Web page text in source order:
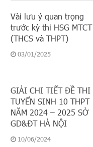
Vài lưu ý quan trọng
trước kỳ thi HSG MTCT
(THCS và THPT)
03/01/2025
GIẢI CHI TIẾT ĐỀ THI
TUYỂN SINH 10 THPT
NĂM 2024 – 2025 SỞ
GD&ĐT HÀ NỘI
10/06/2024